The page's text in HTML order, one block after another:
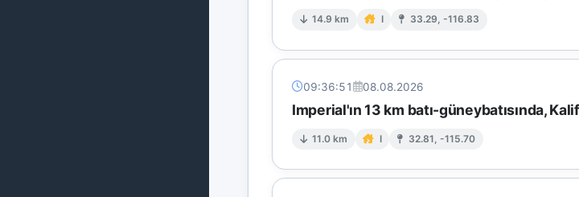
14.9 km I 33.29, -116.83
09:36:51 08.08.2026
Imperial'ın 13 km batı-güneybatısında,
11.0 km I 32.81, -115.70